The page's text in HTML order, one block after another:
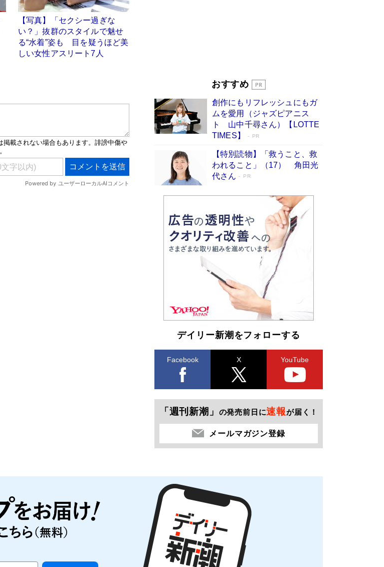
【写真】「セクシー過ぎな
い？」抜群のスタイルで魅せ
る“水着”姿も 目を疑うほど美
しい女性アスリート7人
皇陛下はお元気でおられるか」がサウジ国王の第
東野圭吾、伊坂幸太郎の人気シリーズ最新作どち
らも文庫化 映画化された直木賞受賞作もランク
イン［文庫ベストセラー］
Book Bang
おすすめ
創作にもリフレッシュにもガ
ムを愛用（ジャズピアニス
ト 山中千尋さん）【LOTTE
TIMES】
PR
【特別読物】「救うこと、救
われること」（17） 角田光
代さん
PR
デイリー新潮をフォローする
Facebook X YouTube
「週刊新潮」 の発売前日に速報が届く！
メールマガジン登録